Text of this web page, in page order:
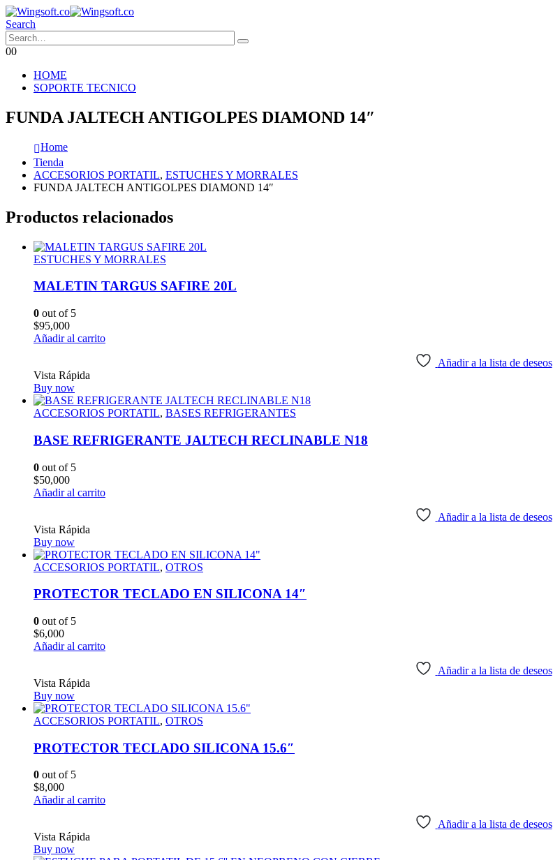
Search
00
HOME
SOPORTE TECNICO
FUNDA JALTECH ANTIGOLPES DIAMOND 14″
Home
Tienda
ACCESORIOS PORTATIL, ESTUCHES Y MORRALES
FUNDA JALTECH ANTIGOLPES DIAMOND 14″
Productos relacionados
ESTUCHES Y MORRALES
MALETIN TARGUS SAFIRE 20L
0 out of 5
$95,000
Añadir al carrito
Añadir a la lista de deseos
Vista Rápida
Buy now
ACCESORIOS PORTATIL, BASES REFRIGERANTES
BASE REFRIGERANTE JALTECH RECLINABLE N18
0 out of 5
$50,000
Añadir al carrito
Añadir a la lista de deseos
Vista Rápida
Buy now
ACCESORIOS PORTATIL, OTROS
PROTECTOR TECLADO EN SILICONA 14″
0 out of 5
$6,000
Añadir al carrito
Añadir a la lista de deseos
Vista Rápida
Buy now
ACCESORIOS PORTATIL, OTROS
PROTECTOR TECLADO SILICONA 15.6″
0 out of 5
$8,000
Añadir al carrito
Añadir a la lista de deseos
Vista Rápida
Buy now